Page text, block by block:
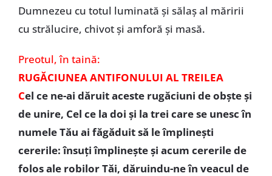
Dumnezeu cu totul luminată și sălaș al măririi
cu strălucire, chivot și amforă și masă.
Preotul, în taină:
RUGĂCIUNEA ANTIFONULUI AL TREILEA
Cel ce ne-ai dăruit aceste rugăciuni de obște și
de unire, Cel ce la doi și la trei care se unesc în
numele Tău ai făgăduit să le împlinești
cererile: însuți împlinește și acum cererile de
folos ale robilor Tăi, dăruindu-ne în veacul de